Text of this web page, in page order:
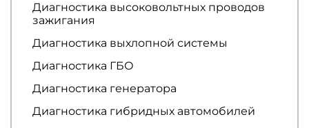
Диагностика высоковольтных проводов
зажигания
Диагностика выхлопной системы
Диагностика ГБО
Диагностика генератора
Диагностика гибридных автомобилей